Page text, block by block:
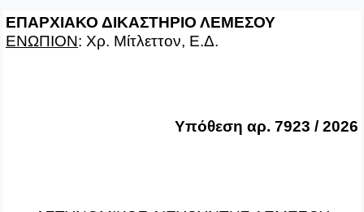
ΕΠΑΡΧΙΑΚΟ ΔΙΚΑΣΤΗΡΙΟ ΛΕΜΕΣΟΥ
ΕΝΩΠΙΟΝ: Χρ. Μίτλεττον, Ε.Δ.
Υπόθεση αρ. 7923 / 2026